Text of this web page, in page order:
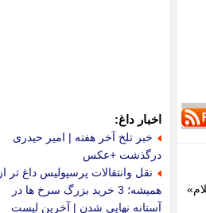
اخبار داغ:
خبر تلخ آخر هفته | امیر حیدری
درگذشت +عکس
نقل وانتقالات پرسپولیس داغ تر از
همیشه؛ 3 خرید بزرگ سرخ ها در
آستانه نهایی شدن | آخرین لیست